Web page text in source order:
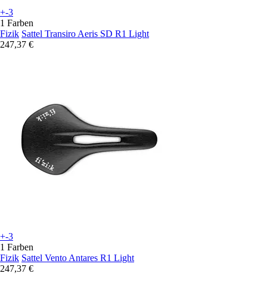
+-3
1 Farben
Fizik Sattel Transiro Aeris SD R1 Light
247,37 €
+-3
1 Farben
Fizik Sattel Vento Antares R1 Light
247,37 €